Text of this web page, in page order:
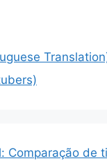
Comparação de